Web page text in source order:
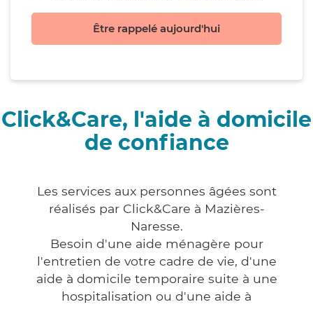
Être rappelé aujourd'hui
Click&Care, l'aide à domicile
de confiance
Les services aux personnes âgées sont
réalisés par Click&Care à Mazières-
Naresse.
Besoin d'une aide ménagère pour
l'entretien de votre cadre de vie, d'une
aide à domicile temporaire suite à une
hospitalisation ou d'une aide à